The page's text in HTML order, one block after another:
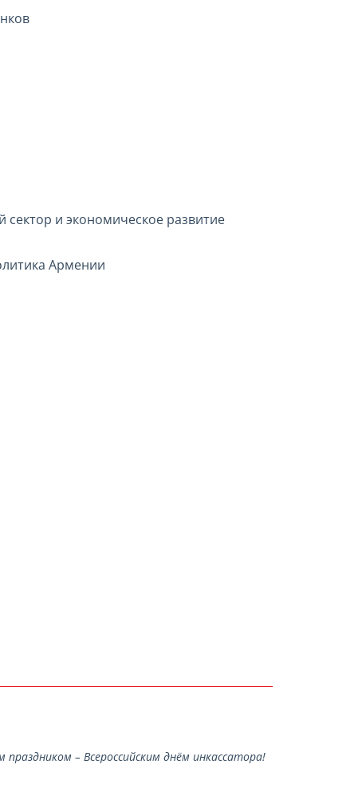
сектор и экономическое развитие
Армении
– Всероссийским днём инкассатора!